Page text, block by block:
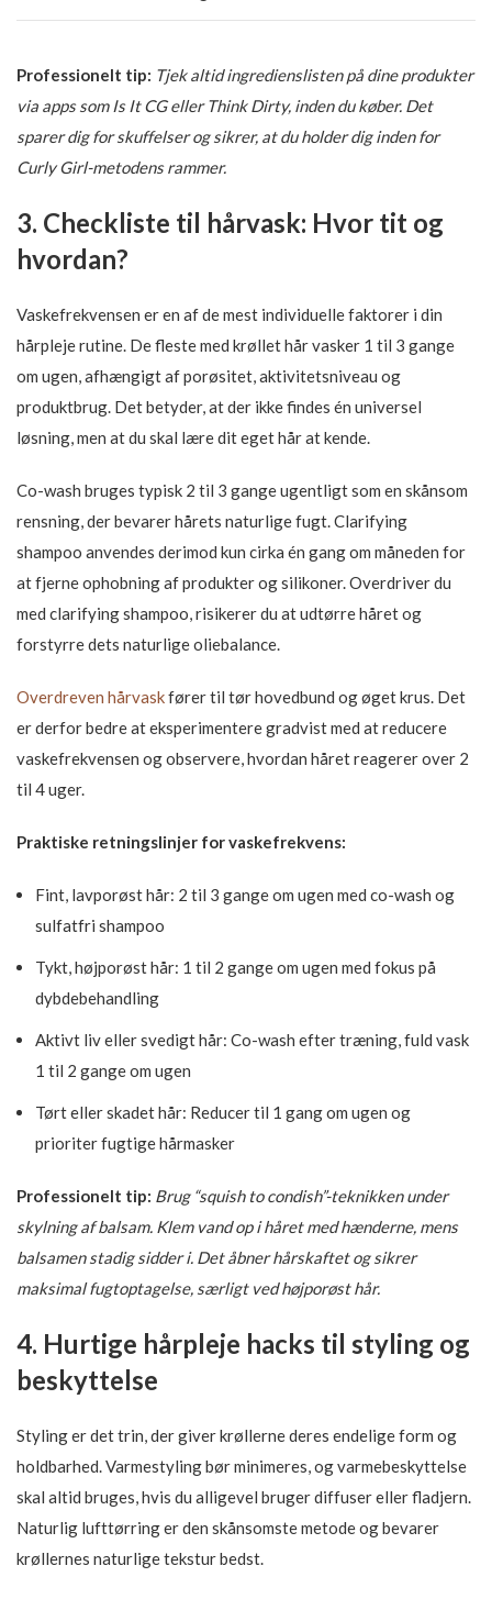
Professionelt tip: Tjek altid ingredienslisten på dine produkter
via apps som Is It CG eller Think Dirty, inden du køber. Det
sparer dig for skuffelser og sikrer, at du holder dig inden for
Curly Girl-metodens rammer.
3. Checkliste til hårvask: Hvor tit og
hvordan?
Vaskefrekvensen er en af de mest individuelle faktorer i din
hårpleje rutine. De fleste med krøllet hår vasker 1 til 3 gange
om ugen, afhængigt af porøsitet, aktivitetsniveau og
produktbrug. Det betyder, at der ikke findes én universel
løsning, men at du skal lære dit eget hår at kende.
Co-wash bruges typisk 2 til 3 gange ugentligt som en skånsom
rensning, der bevarer hårets naturlige fugt. Clarifying
shampoo anvendes derimod kun cirka én gang om måneden for
at fjerne ophobning af produkter og silikoner. Overdriver du
med clarifying shampoo, risikerer du at udtørre håret og
forstyrre dets naturlige oliebalance.
Overdreven hårvaskfører til tør hovedbund og øget krus. Det
er derfor bedre at eksperimentere gradvist med at reducere
vaskefrekvensen og observere, hvordan håret reagerer over 2
til 4 uger.
Praktiske retningslinjer for vaskefrekvens:
Fint, lavporøst hår: 2 til 3 gange om ugen med co-wash og
sulfatfri shampoo
Tykt, højporøst hår: 1 til 2 gange om ugen med fokus på
dybdebehandling
Aktivt liv eller svedigt hår: Co-wash efter træning, fuld vask
1 til 2 gange om ugen
Tørt eller skadet hår: Reducer til 1 gang om ugen og
prioriter fugtige hårmasker
Professionelt tip: Brug “squish to condish”-teknikken under
skylning af balsam. Klem vand op i håret med hænderne, mens
balsamen stadig sidder i. Det åbner hårskaftet og sikrer
maksimal fugtoptagelse, særligt ved højporøst hår.
4. Hurtige hårpleje hacks til styling og
beskyttelse
Styling er det trin, der giver krøllerne deres endelige form og
holdbarhed. Varmestyling bør minimeres, og varmebeskyttelse
skal altid bruges, hvis du alligevel bruger diffuser eller fladjern.
Naturlig lufttørring er den skånsomste metode og bevarer
krøllernes naturlige tekstur bedst.